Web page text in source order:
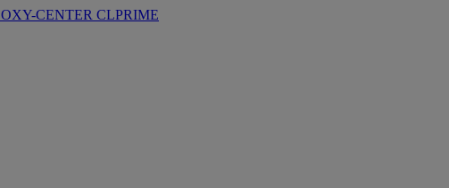
OXY-CENTER CLPRIME